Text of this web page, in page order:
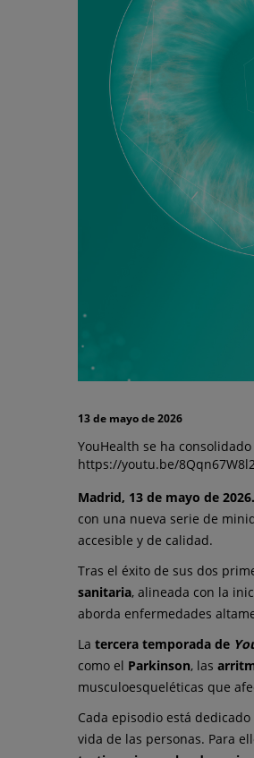
YouHealth,
proyecto
audiovisual
divulgación
sobre
enfermedades
complejas
y
prevalentes
13 de mayo de 2026
YouHealth se ha
https://youtu.be/
Madrid, 13 de mayo de 2026.
con una nueva serie de
accesible y de calidad.
Tras el éxito de sus dos
sanitaria, alineada con la
aborda enfermedades
La tercera temporada de
como el Parkinson, las
musculoesqueléticas que
Cada episodio está
vida de las personas. Para